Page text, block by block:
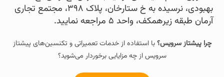
بهبودی، نرسیده به خ ستارخان، پلاک ۳۹۸، مجتمع تجاری
آرمان طبقه زیرهمکف، واحد ۵ مراجعه نمایید.
چرا پیشتاز سرویس؟با استفاده از خدمات تعمیراتی و تکنسین‌های پیشتاز
سرویس از چه مزایایی برخوردار می‌شوید؟